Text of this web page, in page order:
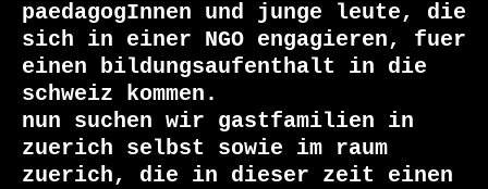
paedagogInnen und junge leute, die
sich in einer NGO engagieren, fuer
einen bildungsaufenthalt in die
schweiz kommen.
nun suchen wir gastfamilien in
zuerich selbst sowie im raum
zuerich, die in dieser zeit einen